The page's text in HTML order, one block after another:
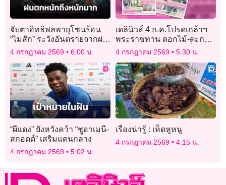
จับตาอิทธิพลพายุโซนร้อน
“ไมสัก” ระวังอันตรายจากฝน
ตกหนักถึงหนักมาก
4 กรกฎาคม 2569 6:00 น.
เดลินิวส์ 4 ก.ค.โปรดเกล้าฯ
พระราชทาน ดอกไม้-ตะกร้า
ถวายพระภิกษุรถชนเจ็บ
4 กรกฎาคม 2569 5:30 น.
“ผีแดง” ยังหวังคว้า “ชูอาเมนี-
สกอตต์” เสริมแดนกลาง
4 กรกฎาคม 2569 5:02 น.
เรื่องน่ารู้ : เห็ดหูหนู
4 กรกฎาคม 2569 4:15 น.